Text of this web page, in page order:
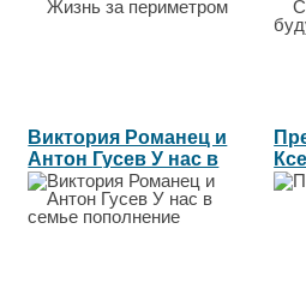
Виктория Романец и
Антон Гусев У нас в
семье...